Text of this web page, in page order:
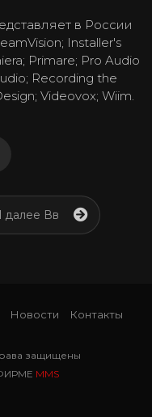
в России
Installer's
Primare; Pro Audio
Recording the
Videovox; Wiim.
Новости Контакты
защищены
MMS